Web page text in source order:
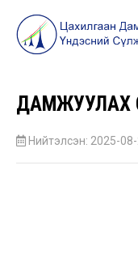
ДАМЖУУЛАХ
Нийтэлсэн: 2025-